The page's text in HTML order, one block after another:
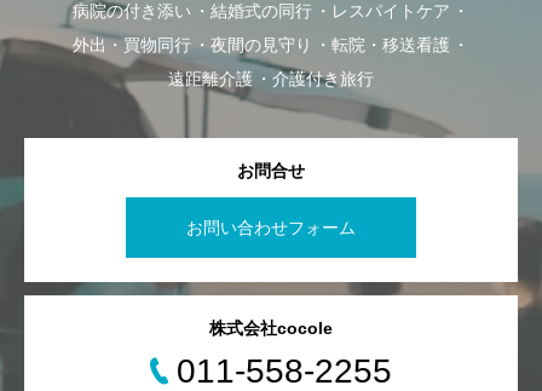
病院の付き添い 結婚式の同行
レスパイトケア
外出・買物同行
夜間の見守り
転院・移送看護
遠距離介護
介護付き旅行
お問合せ
お問い合わせフォーム
株式会社cocole
011-558-2255